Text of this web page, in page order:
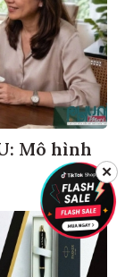
Mô hình
✕